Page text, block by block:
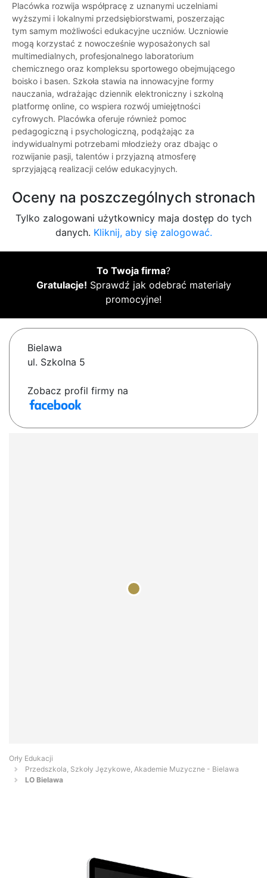
Placówka rozwija współpracę z uznanymi uczelniami
wyższymi i lokalnymi przedsiębiorstwami, poszerzając
tym samym możliwości edukacyjne uczniów. Uczniowie
mogą korzystać z nowocześnie wyposażonych sal
multimedialnych, profesjonalnego laboratorium
chemicznego oraz kompleksu sportowego obejmującego
boisko i basen. Szkoła stawia na innowacyjne formy
nauczania, wdrażając dziennik elektroniczny i szkolną
platformę online, co wspiera rozwój umiejętności
cyfrowych. Placówka oferuje również pomoc
pedagogiczną i psychologiczną, podążając za
indywidualnymi potrzebami młodzieży oraz dbając o
rozwijanie pasji, talentów i przyjazną atmosferę
sprzyjającą realizacji celów edukacyjnych.
Oceny na poszczególnych stronach
Tylko zalogowani użytkownicy maja dostęp do tych
danych. Kliknij, aby się zalogować.
To Twoja firma?
Gratulacje! Sprawdź jak odebrać materiały
promocyjne!
Bielawa
ul. Szkolna 5
Zobacz profil firmy na
Orły Edukacji
Przedszkola, Szkoły Językowe, Akademie Muzyczne - Bielawa
LO Bielawa